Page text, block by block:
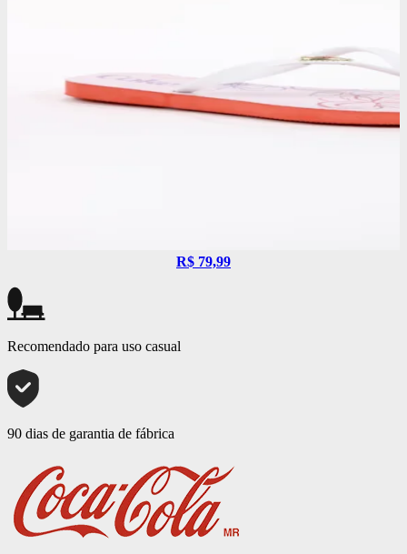
R$ 79,99
Recomendado para uso casual
90 dias de garantia de fábrica